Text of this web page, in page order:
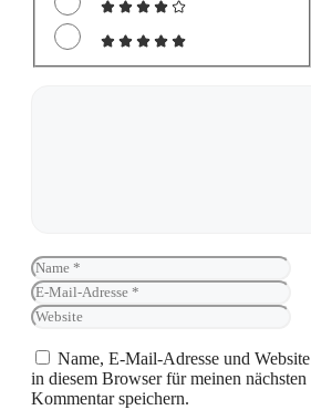
Name
Name, E-Mail-Adresse und Website
in diesem Browser für meinen nächsten
Kommentar speichern.